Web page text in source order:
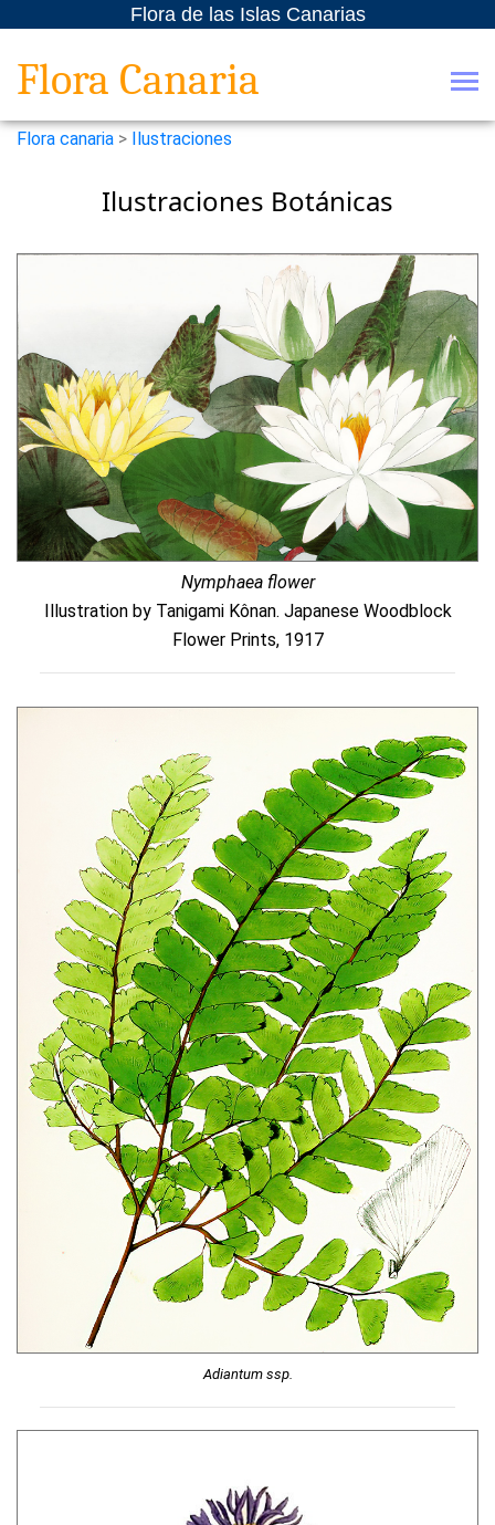
Flora de las Islas Canarias
Flora Canaria
Flora canaria > Ilustraciones
Ilustraciones Botánicas
Nymphaea flower
Illustration by Tanigami Kônan. Japanese Woodblock
Flower Prints, 1917
Adiantum ssp.